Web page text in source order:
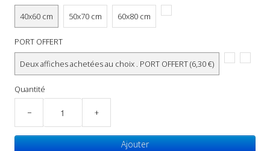
40x60 cm 50x70 cm 60x80 cm
PORT OFFERT
Deux affiches achetées au choix . PORT OFFERT (6,30 €)
Quantité
− +
Ajouter